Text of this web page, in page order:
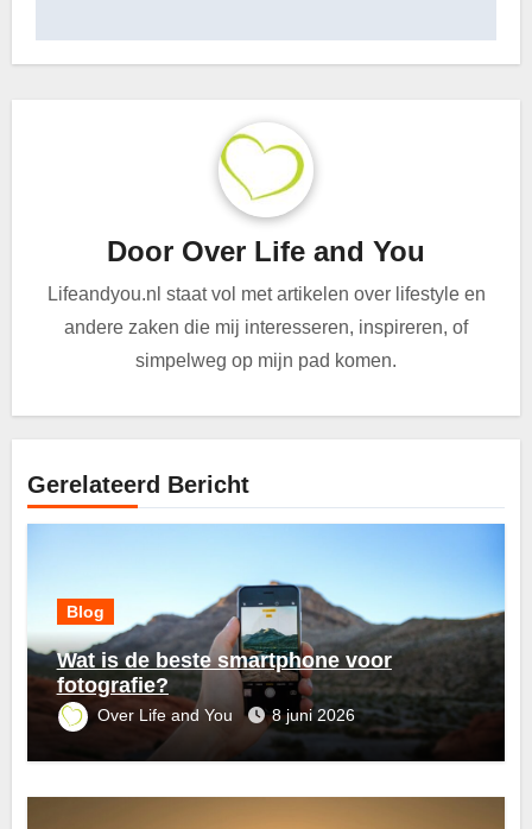
Door Over Life and You
Lifeandyou.nl staat vol met artikelen over lifestyle en
andere zaken die mij interesseren, inspireren, of
simpelweg op mijn pad komen.
Gerelateerd Bericht
Blog
Wat is de beste smartphone voor
fotografie?
Over Life and You 8 juni 2026